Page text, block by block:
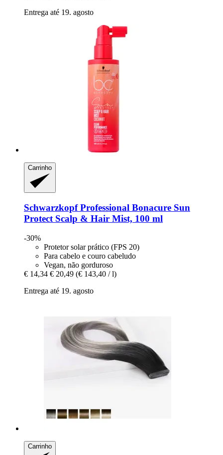
Entrega até 19. agosto
Carrinho
Schwarzkopf Professional Bonacure Sun
Protect Scalp & Hair Mist, 100 ml
-30%
Protetor solar prático (FPS 20)
Para cabelo e couro cabeludo
Vegan, não gorduroso
€ 14,34 € 20,49 (€ 143,40 / l)
Entrega até 19. agosto
Carrinho